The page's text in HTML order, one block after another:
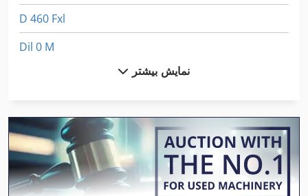
D 460 Fxl
Dil 0 M
Fz 0
High Z S 720 T
Hsc 20 Linear
نمایش بیشتر